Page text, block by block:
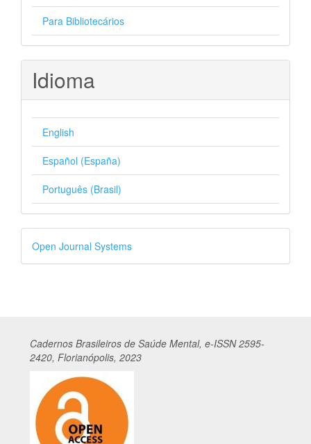
Para Bibliotecários
Idioma
English
Español (España)
Português (Brasil)
Desenvolvido
por
Open Journal Systems
Cadernos Brasileiros de Saúde Mental, e-ISSN 2595-
2420, Florianópolis, 2023